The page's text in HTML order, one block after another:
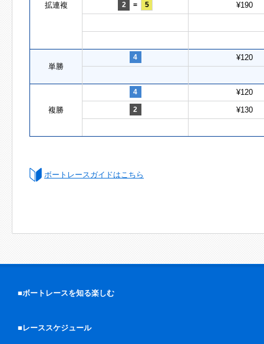
拡連複 2 = 5 ¥190
単勝
4 ¥120
複勝
4 ¥120
2 ¥130
ボートレースガイドはこちら
■ボートレースを知る楽しむ
■レーススケジュール